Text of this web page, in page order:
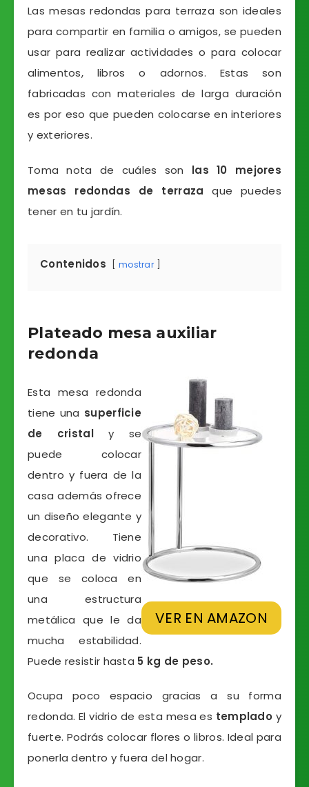
Las mesas redondas para terraza son ideales
para compartir en familia o amigos, se pueden
usar para realizar actividades o para colocar
alimentos, libros o adornos. Estas son
fabricadas con materiales de larga duración
es por eso que pueden colocarse en interiores
y exteriores.
Toma nota de cuáles son las 10 mejores
mesas redondas de terraza que puedes
tener en tu jardín.
Contenidos mostrar
Plateado mesa auxiliar
redonda
VER EN AMAZON
Esta mesa redonda
tiene una superficie
de cristaly se
puede colocar
dentro y fuera de la
casa además ofrece
un diseño elegante y
decorativo. Tiene
una placa de vidrio
que se coloca en
una estructura
metálica que le da
mucha estabilidad.
Puede resistir hasta 5 kg de peso.
Ocupa poco espacio gracias a su forma
redonda. El vidrio de esta mesa es templado y
fuerte. Podrás colocar flores o libros. Ideal para
ponerla dentro y fuera del hogar.